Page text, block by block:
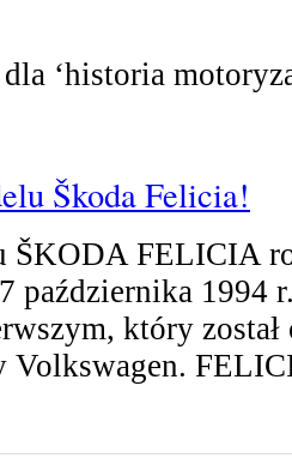
‘historia
Škoda Felicia!
ŠKODA FELICIA
października 1994
który został
Volkswagen.